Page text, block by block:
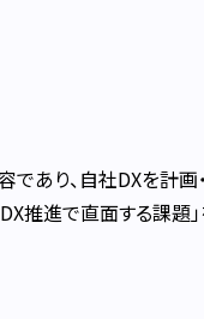
あり、自社DXを計画
推進で直面する課